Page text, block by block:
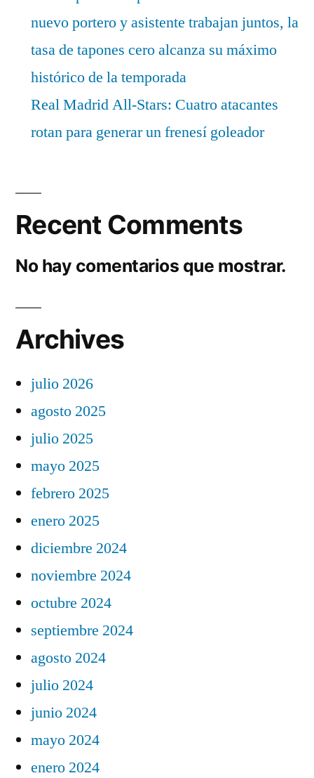
nuevo portero y asistente trabajan juntos, la
tasa de tapones cero alcanza su máximo
histórico de la temporada
Real Madrid All-Stars: Cuatro atacantes
rotan para generar un frenesí goleador
Recent Comments
No hay comentarios que mostrar.
Archives
julio 2026
agosto 2025
julio 2025
mayo 2025
febrero 2025
enero 2025
diciembre 2024
noviembre 2024
octubre 2024
septiembre 2024
agosto 2024
julio 2024
junio 2024
mayo 2024
enero 2024